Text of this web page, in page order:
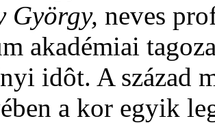
György, neves
akadémiai
idôt. A század
a kor egyik